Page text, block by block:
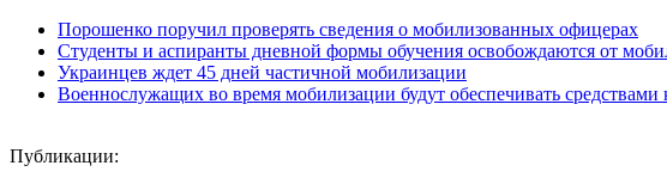
Порошенко поручил проверять сведения о мобилизованных офицерах
Студенты и аспиранты дневной формы обучения освобождаются от
Украинцев ждет 45 дней частичной мобилизации
Военнослужащих во время мобилизации будут обеспечивать средствами
Публикации: